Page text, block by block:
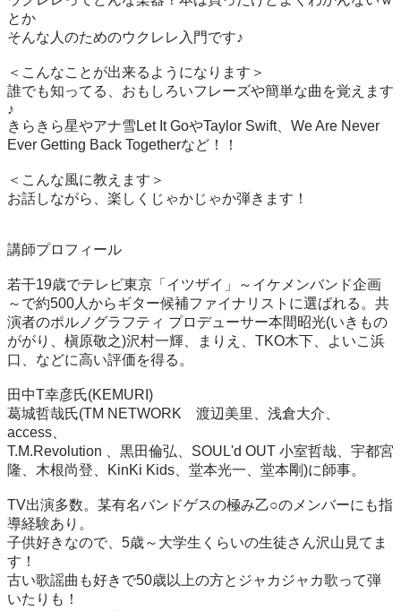
とか
そんな人のためのウクレレ入門です♪
＜こんなことが出来るようになります＞
誰でも知ってる、おもしろいフレーズや簡単な曲を覚えます
♪
きらきら星やアナ雪Let It GoやTaylor Swift、We Are Never
Ever Getting Back Togetherなど！！
＜こんな風に教えます＞
お話しながら、楽しくじゃかじゃか弾きます！
講師プロフィール
若干19歳でテレビ東京「イツザイ」～イケメンバンド企画
～で約500人からギター候補ファイナリストに選ばれる。共
演者のポルノグラフティ プロデューサー本間昭光(いきもの
ががり、槇原敬之)沢村一輝、まりえ、TKO木下、よいこ浜
口、などに高い評価を得る。
田中T幸彦氏(KEMURI)
葛城哲哉氏(TM NETWORK　渡辺美里、浅倉大介、
access、
T.M.Revolution 、黒田倫弘、SOUL'd OUT 小室哲哉、宇都宮
隆、木根尚登、KinKi Kids、堂本光一、堂本剛)に師事。
TV出演多数。某有名バンドゲスの極み乙○のメンバーにも指
導経験あり。
子供好きなので、5歳～大学生くらいの生徒さん沢山見てま
す！
古い歌謡曲も好きで50歳以上の方とジャカジャカ歌って弾
いたりも！